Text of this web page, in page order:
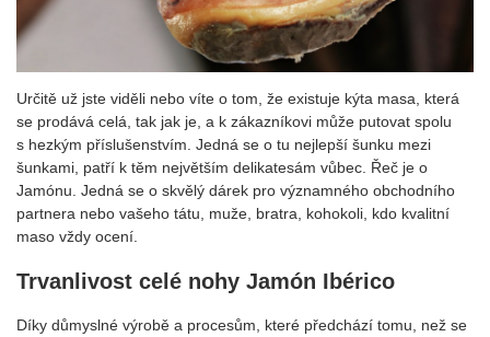
Určitě už jste viděli nebo víte o tom, že existuje kýta masa, která
se prodává celá, tak jak je, a k zákazníkovi může putovat spolu
s hezkým příslušenstvím. Jedná se o tu nejlepší šunku mezi
šunkami, patří k těm největším delikatesám vůbec. Řeč je o
Jamónu. Jedná se o skvělý dárek pro významného obchodního
partnera nebo vašeho tátu, muže, bratra, kohokoli, kdo kvalitní
maso vždy ocení.
Trvanlivost celé nohy Jamón Ibérico
Díky důmyslné výrobě a procesům, které předchází tomu, než se